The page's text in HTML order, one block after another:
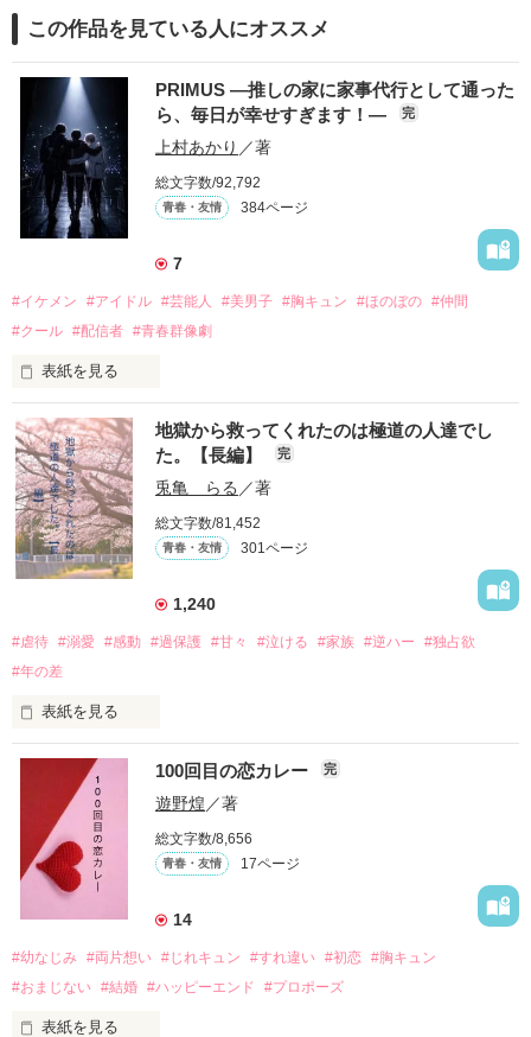
この作品を見ている人にオススメ
PRIMUS ―推しの家に家事代行として通った
ら、毎日が幸せすぎます！―
完
上村あかり ／著
総文字数/92,792
青春・友情 384ページ
7
#イケメン #アイドル #芸能人 #美男子 #胸キュン #ほのぼの #仲間
#クール #配信者 #青春群像劇
表紙を見る
推しは画面の向こうにいるはずだったのに、仕事先で毎日会っ
ています。
不器用でも努力を諦めない赤。
無口で頼れる黒。
天才肌で笑顔が眩しい白。
三人の姿に勇気をもらい、「私も一歩踏み出してみたい」と思
えるようになった。
笑って、ときどき泣ける。
作品を読む
地獄から救ってくれたのは極道の人達でし
た。【長編】
完
兎亀 らる ／著
総文字数/81,452
青春・友情 301ページ
1,240
#虐待 #溺愛 #感動 #過保護 #甘々 #泣ける #家族 #逆ハー
#独占欲
#年の差
表紙を見る
｢全部あんたのせいよ｣
『──のせいじゃないよ』
｢なんであんたが生きてんのよ｣
『生きていてくれてありがとう』
｢あんたなんか産まなきゃ良かった｣
『産まれてきてくれてありがとう』
100回目の恋カレー 完
遊野煌 ／著
総文字数/8,656
青春・友情 17ページ
14
#幼なじみ #両片想い #じれキュン #すれ違い #初恋 #胸キュン
#おまじない #結婚 #ハッピーエンド #プロポーズ
表紙を見る